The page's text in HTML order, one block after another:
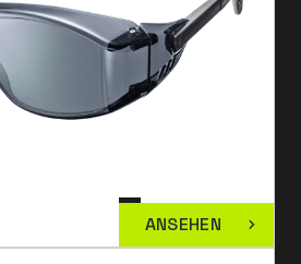
ANSEHEN